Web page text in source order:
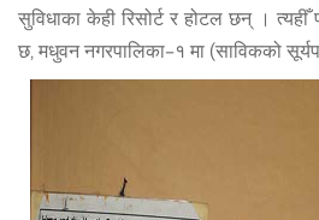
सुविधाका केही रिसोर्ट र होटल छन् । त्यहीँ
छ, मधुवन नगरपालिका–१ मा (साविकको